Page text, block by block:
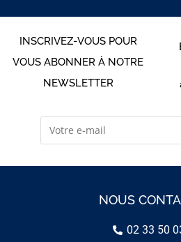
INSCRIVEZ-VOUS POUR
VOUS ABONNER À NOTRE
NEWSLETTER
NOUS
02 33 50